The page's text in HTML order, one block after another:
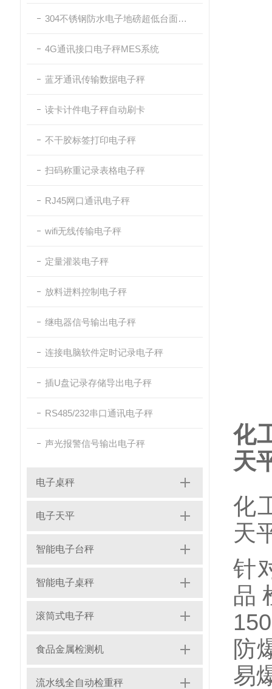
304不锈钢防水电子地磅超低台面带斜坡
4G通讯接口电子秤MES系统
蓝牙通讯传输数据电子秤
读卡计件电子秤自动刷卡
不干胶标签打印电子秤
扫码称重记录表格电子秤
RJ45网口通讯电子秤
wifi无线传输电子秤
定量灌装电子秤
放料进料控制电子秤
继电器信号输出电子秤
连接电脑软件定时记录电子秤
插U盘记录存储导出电子秤
RS485/232串口通讯电子秤
声光报警信号输出电子秤
电子桌秤
电子天平
智能电子台秤
智能电子桌秤
滚筒式电子秤
食品金属检测机
流水线全自动检重秤
化
天
化
天
针
品
防
易